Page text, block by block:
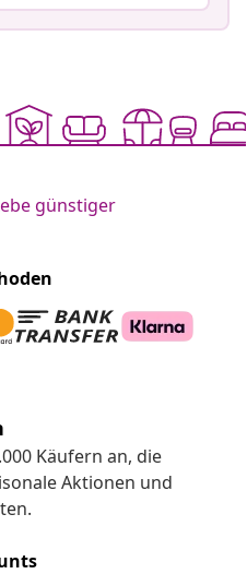
günstiger
Käufern an, die
Aktionen und